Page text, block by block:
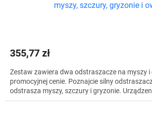
myszy, szczury, gryzonie i
355,77 zł
Zestaw zawiera dwa odstraszacze na myszy i
promocyjnej cenie. Poznajcie silny
odstrasza myszy, szczury i gryzonie.